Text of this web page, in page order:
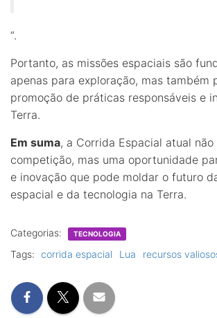
“.
Portanto, as missões espaciais são
apenas para exploração, mas também
promoção de práticas responsáveis e
Terra.
Em suma, a Corrida Espacial atual não
competição, mas uma oportunidade
e inovação que pode moldar o futuro
espacial e da tecnologia na Terra.
Categorias: TECNOLOGIA
Tags: corrida espacial Lua recursos